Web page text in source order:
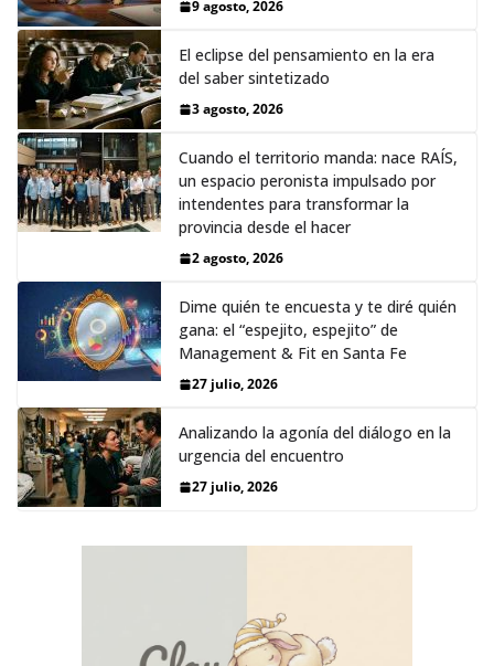
9 agosto, 2026
El eclipse del pensamiento en la era
del saber sintetizado
3 agosto, 2026
Cuando el territorio manda: nace RAÍS,
un espacio peronista impulsado por
intendentes para transformar la
provincia desde el hacer
2 agosto, 2026
Dime quién te encuesta y te diré quién
gana: el “espejito, espejito” de
Management & Fit en Santa Fe
27 julio, 2026
Analizando la agonía del diálogo en la
urgencia del encuentro
27 julio, 2026